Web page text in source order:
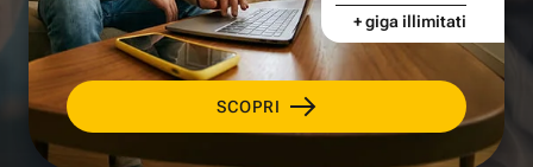
SCOPRI
+ giga illimitati